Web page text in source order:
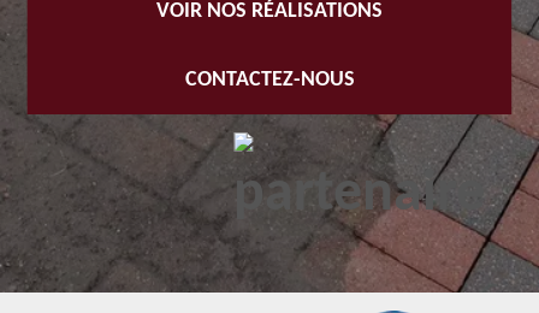
VOIR NOS RÉALISATIONS
CONTACTEZ-NOUS